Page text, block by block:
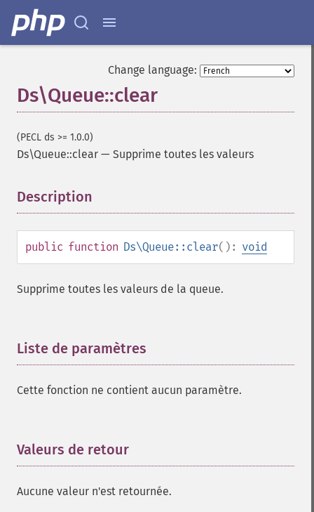
Change language:
Ds\Queue::clear
(PECL ds >= 1.0.0)
Ds\Queue::clear — Supprime toutes les valeurs
Description
public function Ds\Queue::clear(): void
Supprime toutes les valeurs de la queue.
Liste de paramètres
Cette fonction ne contient aucun paramètre.
Valeurs de retour
Aucune valeur n'est retournée.